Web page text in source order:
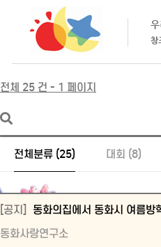
전체 25 건 - 1 페이지
전체분류 (25) 대회 (8)
[공지]
동화의집에서 동화시 여름방
동화사랑연구소